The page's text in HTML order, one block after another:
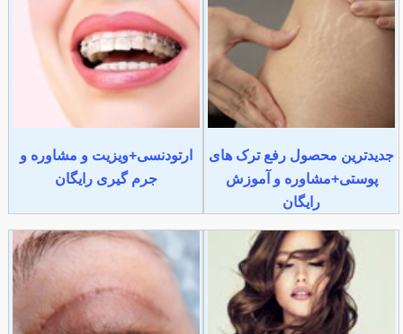
جدیدترین محصول رفع ترک های
پوستی+مشاوره و آموزش
رایگان
ارتودنسی+ویزیت و مشاوره و
جرم گیری رایگان